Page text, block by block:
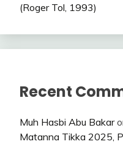
(Roger Tol, 1993)
Recent
Muh Hasbi Abu Bakar
Matanna Tikka 2025,